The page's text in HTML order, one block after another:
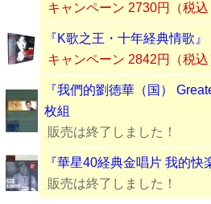
キャンペーン 2730円（税込
『K歌之王・十年経典情歌
キャンペーン 2842円（税込
『我們的劉徳華（国）
枚組
販売は終了しました！
『華星40経典金唱片 我的
販売は終了しました！